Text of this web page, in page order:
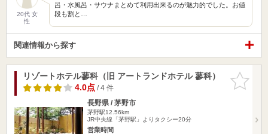
20代 女
性
呂・水風呂・サウナまとめて利用出来るのが魅力的でした。お値
段も割と…
関連情報から探す
お気に入
りに追加
リゾートホテル蓼科（旧 アートランドホテル 蓼科）
4.0点/ 4 件
長野県 / 茅野市
茅野駅12.56km
JR中央線「茅野駅」よりタクシー20分
営業時間